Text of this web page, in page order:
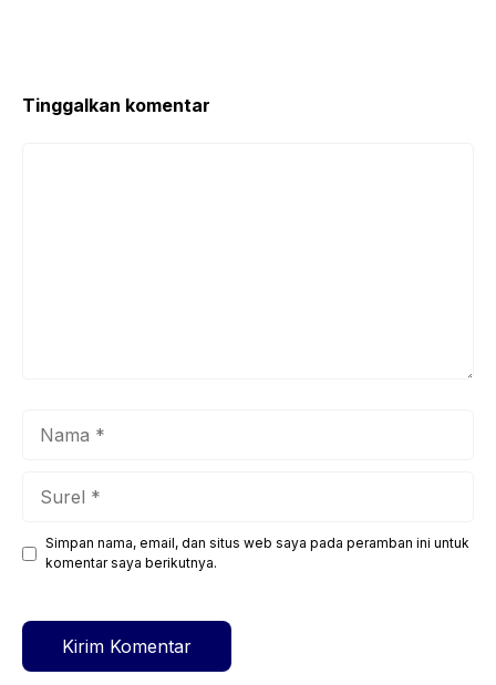
Tinggalkan komentar
Situs
web
Simpan nama, email, dan situs web saya pada peramban ini untuk
komentar saya berikutnya.